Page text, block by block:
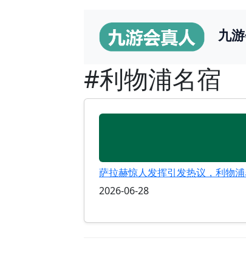
九
#利物浦名宿
萨拉赫惊人发挥引发热议，利物
2026-06-28